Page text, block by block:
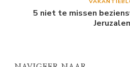
5 niet te missen